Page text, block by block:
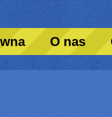
O nas